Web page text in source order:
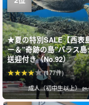
★夏の特別SALE【西表
ー＆”奇跡の島”バラス
送迎付き（No.92）
成人（初中生以上）
(177件)